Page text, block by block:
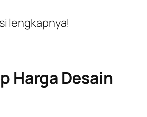
lengkapnya!
Harga Desain